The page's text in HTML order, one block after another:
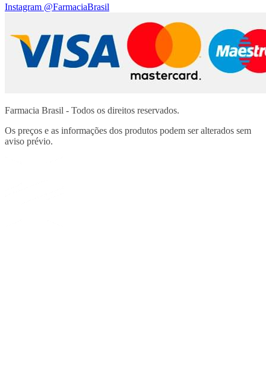
Instagram @FarmaciaBrasil
Farmacia Brasil - Todos os direitos reservados.
Os preços e as informações dos produtos podem ser alterados sem
aviso prévio.